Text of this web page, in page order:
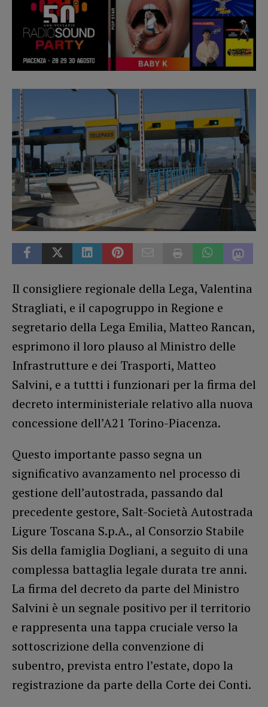
Il consigliere regionale della Lega, Valentina
Stragliati, e il capogruppo in Regione e
segretario della Lega Emilia, Matteo Rancan,
esprimono il loro plauso al Ministro delle
Infrastrutture e dei Trasporti, Matteo
Salvini, e a tuttti i funzionari per la firma del
decreto interministeriale relativo alla nuova
concessione dell’A21 Torino-Piacenza.
Questo importante passo segna un
significativo avanzamento nel processo di
gestione dell’autostrada, passando dal
precedente gestore, Salt-Società Autostrada
Ligure Toscana S.p.A., al Consorzio Stabile
Sis della famiglia Dogliani, a seguito di una
complessa battaglia legale durata tre anni.
La firma del decreto da parte del Ministro
Salvini è un segnale positivo per il territorio
e rappresenta una tappa cruciale verso la
sottoscrizione della convenzione di
subentro, prevista entro l’estate, dopo la
registrazione da parte della Corte dei Conti.